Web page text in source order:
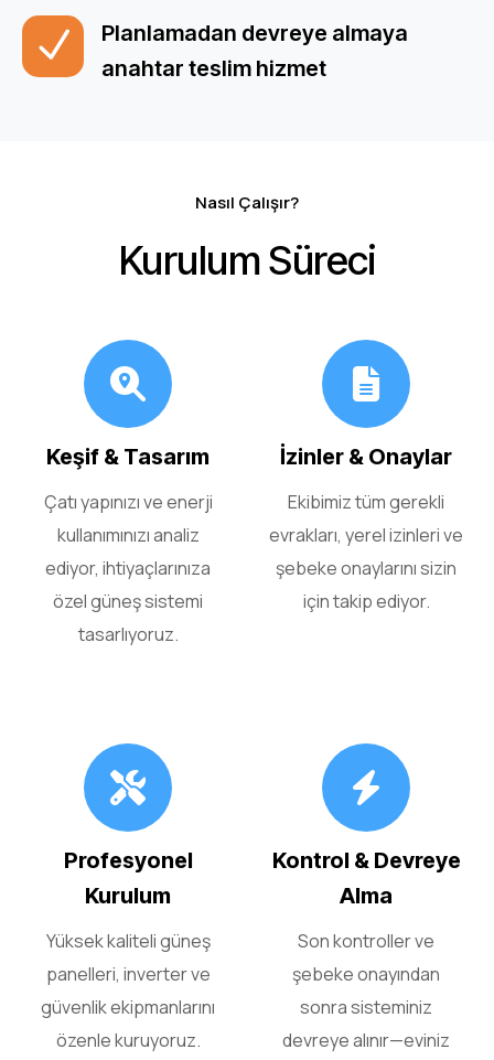
Planlamadan devreye almaya
anahtar teslim hizmet
Nasıl Çalışır?
Kurulum Süreci
Keşif & Tasarım
Çatı yapınızı ve enerji
kullanımınızı analiz
ediyor, ihtiyaçlarınıza
özel güneş sistemi
tasarlıyoruz.
İzinler & Onaylar
Ekibimiz tüm gerekli
evrakları, yerel izinleri ve
şebeke onaylarını sizin
için takip ediyor.
Profesyonel
Kurulum
Yüksek kaliteli güneş
panelleri, inverter ve
güvenlik ekipmanlarını
özenle kuruyoruz.
Kontrol & Devreye
Alma
Son kontroller ve
şebeke onayından
sonra sisteminiz
devreye alınır—eviniz